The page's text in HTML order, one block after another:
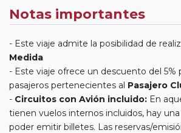
Notas importantes
Este viaje admite la posibilidad de
Medida
Este viaje ofrece un descuento del 5%
pasajeros pertenecientes al Pasajero
Circuitos con Avión incluido: En
tienen vuelos internos incluidos, hay
poder emitir billetes. Las reservas/